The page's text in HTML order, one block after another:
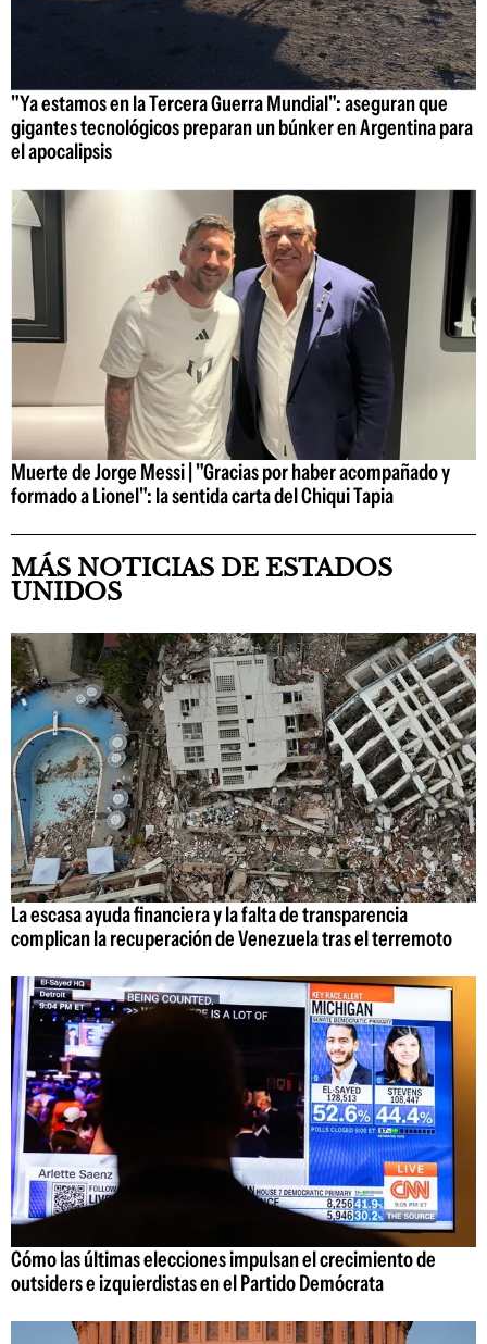
"Ya estamos en la Tercera Guerra Mundial": aseguran que
gigantes tecnológicos preparan un búnker en Argentina para
el apocalipsis
Muerte de Jorge Messi | "Gracias por haber acompañado y
formado a Lionel": la sentida carta del Chiqui Tapia
MÁS NOTICIAS DE ESTADOS
UNIDOS
La escasa ayuda financiera y la falta de transparencia
complican la recuperación de Venezuela tras el terremoto
Cómo las últimas elecciones impulsan el crecimiento de
outsiders e izquierdistas en el Partido Demócrata